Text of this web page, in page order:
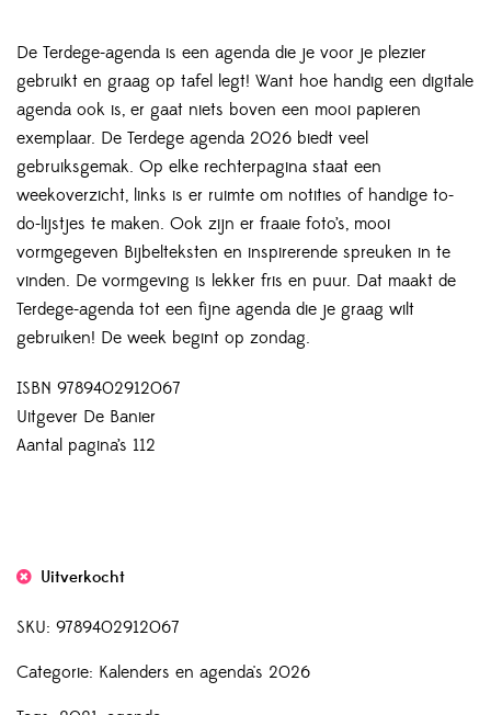
De Terdege-agenda is een agenda die je voor je plezier
gebruikt en graag op tafel legt! Want hoe handig een digitale
agenda ook is, er gaat niets boven een mooi papieren
exemplaar. De Terdege agenda 2026 biedt veel
gebruiksgemak. Op elke rechterpagina staat een
weekoverzicht, links is er ruimte om notities of handige to-
do-lijstjes te maken. Ook zijn er fraaie foto’s, mooi
vormgegeven Bijbelteksten en inspirerende spreuken in te
vinden. De vormgeving is lekker fris en puur. Dat maakt de
Terdege-agenda tot een fijne agenda die je graag wilt
gebruiken! De week begint op zondag.
ISBN 9789402912067
Uitgever De Banier
Aantal pagina’s 112
Uitverkocht
SKU: 9789402912067
Categorie: Kalenders en agenda's 2026